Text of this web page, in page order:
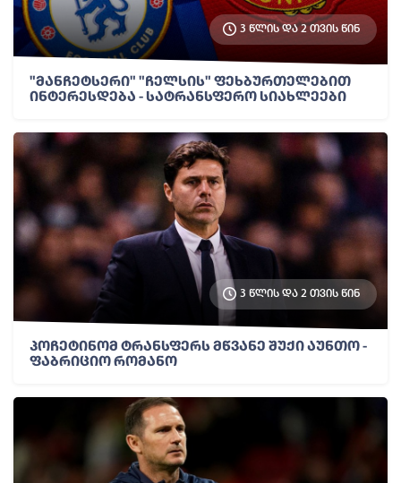
3 წლის და 2 თვის წინ
"მანჩეტსერი" "ჩელსის" ფეხბურთელებით
ინტერესდება - სატრანსფერო სიახლეები
3 წლის და 2 თვის წინ
პოჩეტინომ ტრანსფერს მწვანე შუქი აუნთო -
ფაბრიციო რომანო